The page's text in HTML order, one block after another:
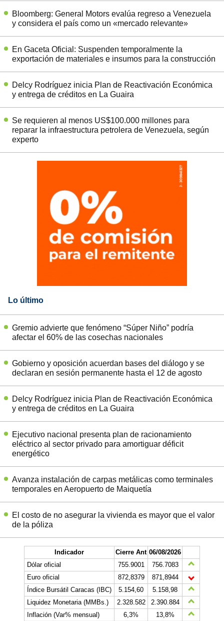
Bloomberg: General Motors evalúa regreso a Venezuela
y considera el país como un «mercado relevante»
En Gaceta Oficial: Suspenden temporalmente la
exportación de materiales e insumos para la construcción
Delcy Rodríguez inicia Plan de Reactivación Económica
y entrega de créditos en La Guaira
Se requieren al menos US$100.000 millones para
reparar la infraestructura petrolera de Venezuela, según
experto
Lo último
Gremio advierte que fenómeno “Súper Niño” podría
afectar el 60% de las cosechas nacionales
Gobierno y oposición acuerdan bases del diálogo y se
declaran en sesión permanente hasta el 12 de agosto
Delcy Rodríguez inicia Plan de Reactivación Económica
y entrega de créditos en La Guaira
Ejecutivo nacional presenta plan de racionamiento
eléctrico al sector privado para amortiguar déficit
energético
Avanza instalación de carpas metálicas como terminales
temporales en Aeropuerto de Maiquetía
El costo de no asegurar la vivienda es mayor que el valor
de la póliza
Indicador Cierre Ant 06/08/2026
Dólar oficial
755.9001
756.7083
Euro oficial
872,8379
871,8944
Índice Bursátil Caracas (IBC)
5.154,60
5.158,98
Liquidez Monetaria (MMBs.)
2.328.582
2.390.884
Inflación (Var% mensual)
6,3%
13,8%